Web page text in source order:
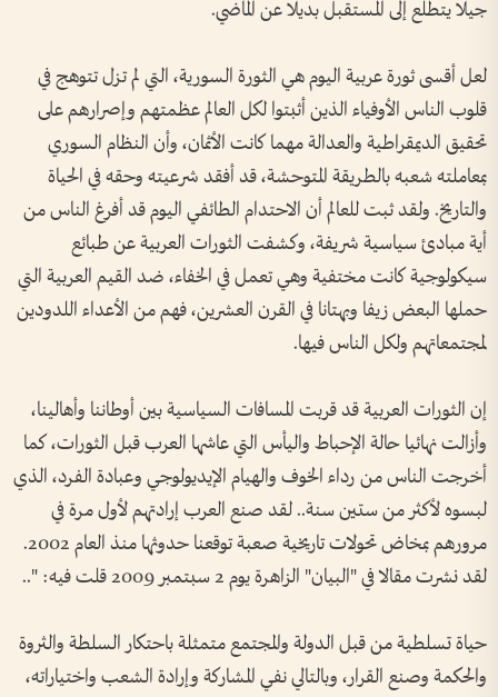
جيلا يتطلع إلى المستقبل بديلا عن الماضي.
لعل أقسى ثورة عربية اليوم هي الثورة السورية، التي لم تزل تتوهج في
قلوب الناس الأوفياء الذين أثبتوا لكل العالم عظمتهم وإصرارهم على
تحقيق الديمقراطية والعدالة مهما كانت الأثمان، وأن النظام السوري
بمعاملته شعبه بالطريقة المتوحشة، قد أفقد شرعيته وحقه في الحياة
والتاريخ. ولقد ثبت للعالم أن الاحتدام الطائفي اليوم قد أفرغ الناس من
أية مبادئ سياسية شريفة، وكشفت الثورات العربية عن طبائع
سيكولوجية كانت مختفية وهي تعمل في الخفاء، ضد القيم العربية التي
حملها البعض زيفا وبهتانا في القرن العشرين، فهم من الأعداء اللدودين
لمجتمعاتهم ولكل الناس فيها.
إن الثورات العربية قد قربت المسافات السياسية بين أوطاننا وأهالينا،
وأزالت نهائيا حالة الإحباط واليأس التي عاشها العرب قبل الثورات، كما
أخرجت الناس من رداء الخوف والهيام الإيديولوجي وعبادة الفرد، الذي
لبسوه لأكثر من ستين سنة.. لقد صنع العرب إرادتهم لأول مرة في
مرورهم بمخاض تحولات تاريخية صعبة توقعنا حدوثها منذ العام 2002.
لقد نشرت مقالا في "البيان" الزاهرة يوم 2 سبتمبر 2009 قلت فيه: "..
حياة تسلطية من قبل الدولة والمجتمع متمثلة باحتكار السلطة والثروة
والحكمة وصنع القرار، وبالتالي نفي المشاركة وإرادة الشعب واختياراته،